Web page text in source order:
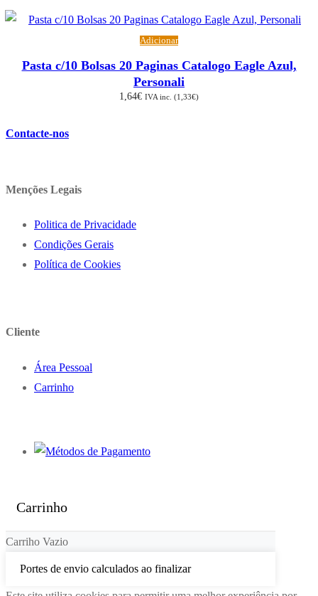
Adicionar
Pasta c/10 Bolsas 20 Paginas Catalogo Eagle Azul,
Personali
1,64€ IVA inc. (1,33€)
Contacte-nos
Menções Legais
Politica de Privacidade
Condições Gerais
Política de Cookies
Cliente
Área Pessoal
Carrinho
Carrinho
Carriho Vazio
Portes de envio calculados ao finalizar